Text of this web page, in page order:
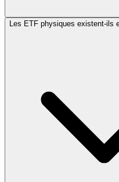
Les ETF physiques existent-ils